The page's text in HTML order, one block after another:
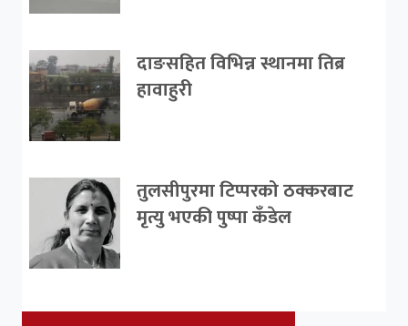
दाङसहित विभिन्न स्थानमा तिब्र
हावाहुरी
तुलसीपुरमा टिप्परको ठक्करबाट
मृत्यु भएकी पुष्पा कँडेल